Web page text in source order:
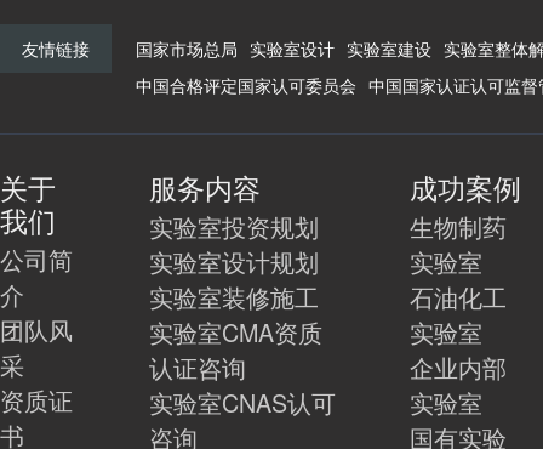
友情链接 国家市场总局 实验室设计 实验室建设 实验室整体
中国合格评定国家认可委员会 中国国家认证认可监
关于
我们
公司简
介
团队风
采
资质证
书
服务内容
实验室投资规划
实验室设计规划
实验室装修施工
实验室CMA资质
认证咨询
实验室CNAS认可
咨询
成功案例
生物制药
实验室
石油化工
实验室
企业内部
实验室
国有实验